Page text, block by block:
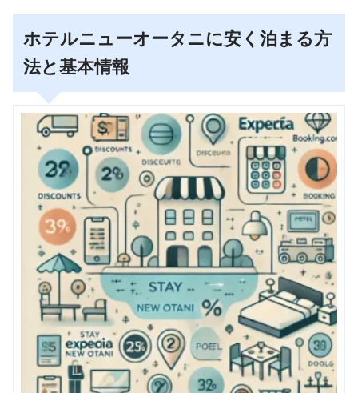
ホテルニューオータニに安く泊まる方
法と基本情報